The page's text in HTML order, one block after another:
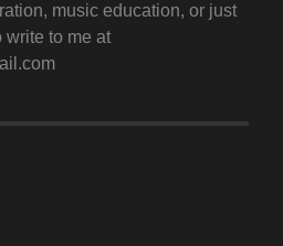
music education, or just
write to me at